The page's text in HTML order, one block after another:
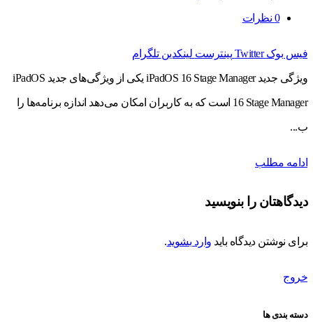
0 نظرات
فیس بوک Twitter پینترست لینکدین تلگرام
ویژگی‌ جدید iPadOS 16 Stage Manager یکی از ویژگی‌های جدید iPadOS
16 Stage Manager است که به کاربران امکان می‌دهد اندازه برنامه‌ها را
ب...
ادامه مطلب
دیدگاهتان را بنویسید
برای نوشتن دیدگاه باید وارد بشوید.
خروج
دسته بندی ها